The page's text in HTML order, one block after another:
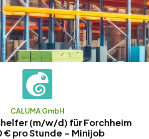
CALUMA GmbH
(m/w/d) für Forchheim
€ pro Stunde – Minijob